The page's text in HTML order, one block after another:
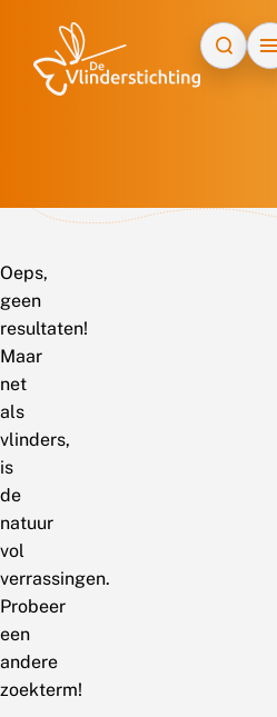
Oeps,
geen
resultaten!
Maar
net
als
vlinders,
is
de
natuur
vol
verrassingen.
Probeer
een
andere
zoekterm!